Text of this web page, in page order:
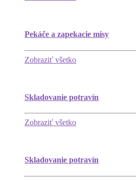
Pekáče a zapekacie misy
Zobraziť všetko
Skladovanie potravín
Zobraziť všetko
Skladovanie potravín